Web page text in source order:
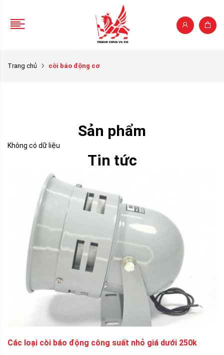
Trang chủ còi báo động cơ
Sản phẩm
Không có dữ liệu
Tin tức
Các loại còi báo động công suất nhỏ giá dưới 250k